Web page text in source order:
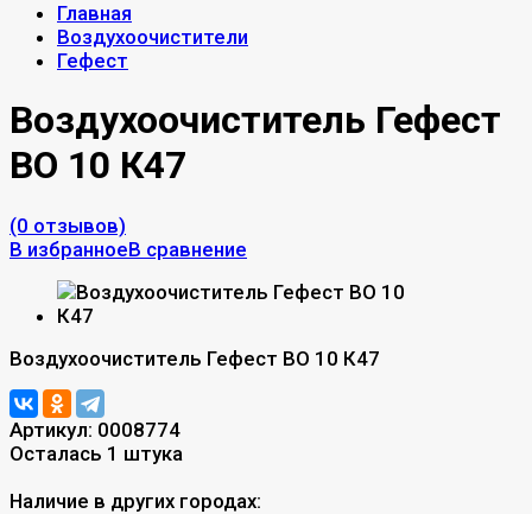
Главная
Воздухоочистители
Гефест
Воздухоочиститель Гефест
ВО 10 К47
(0 отзывов)
В избранноеВ сравнение
Воздухоочиститель Гефест ВО 10 К47
Артикул: 0008774
Осталась 1 штука
Наличие в других городах: